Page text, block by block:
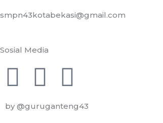
smpn43kotabekasi@gmail.com
Sosial Media
F
a
I
n
Y
o
by @guruganteng43